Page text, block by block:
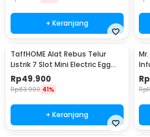
+ Keranjang
TaffHOME Alat Rebus Telur
Listrik 7 Slot Mini Electric Egg
Cooker 350W - YS-203
Rp49.900
Rp83.900 41%
+ Keranjang
Rp
Rp